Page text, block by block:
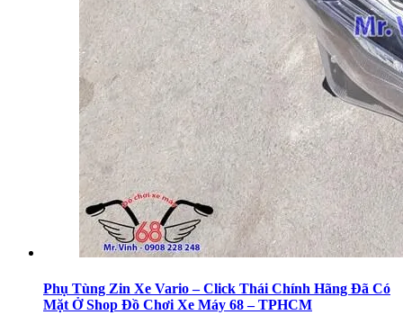
Phụ Tùng Zin Xe Vario – Click Thái Chính Hãng Đã Có
Mặt Ở Shop Đồ Chơi Xe Máy 68 – TPHCM